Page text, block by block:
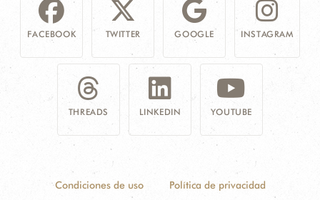
FACEBOOK TWITTER GOOGLE INSTAGRAM
THREADS LINKEDIN YOUTUBE
Condiciones de uso Política de privacidad